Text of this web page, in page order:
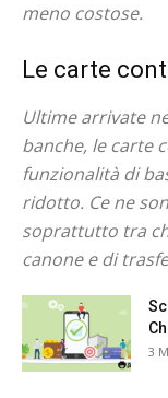
meno costose.
Le carte
Ultime arrivate
banche, le carte
funzionalità di
ridotto. Ce ne
soprattutto tra
canone e di
3